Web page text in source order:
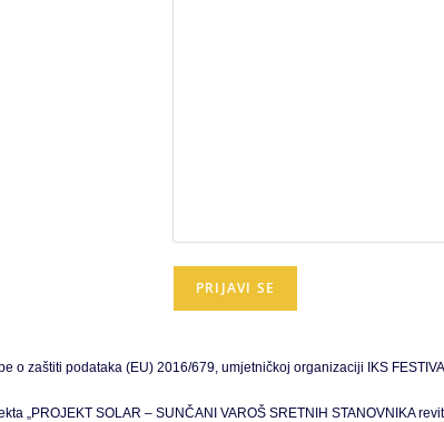
zaštiti podataka (EU) 2016/679, umjetničkoj organizaciji IKS
„PROJEKT SOLAR – SUNČANI VAROŠ SRETNIH STANOVNIKA